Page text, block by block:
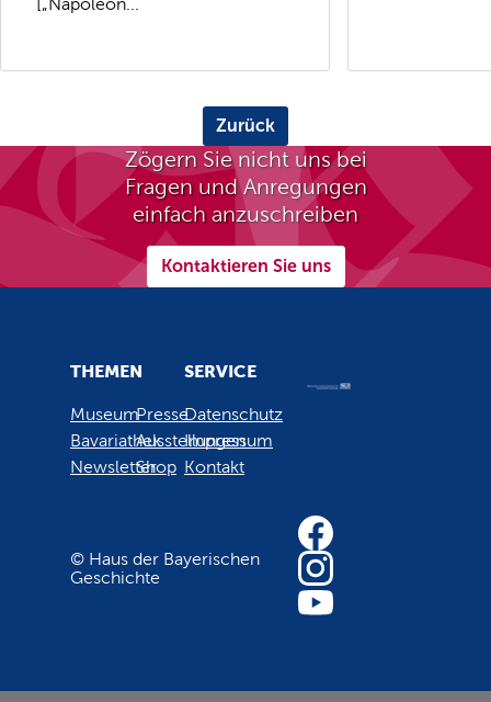
Zurück
Zögern Sie nicht uns bei
Fragen und Anregungen
einfach anzuschreiben
Kontaktieren Sie uns
THEMEN
Museum
Bavariathek
Newsletter
Presse
Ausstellungen
Shop
SERVICE
Datenschutz
Impressum
Kontakt
© Haus der Bayerischen
Geschichte